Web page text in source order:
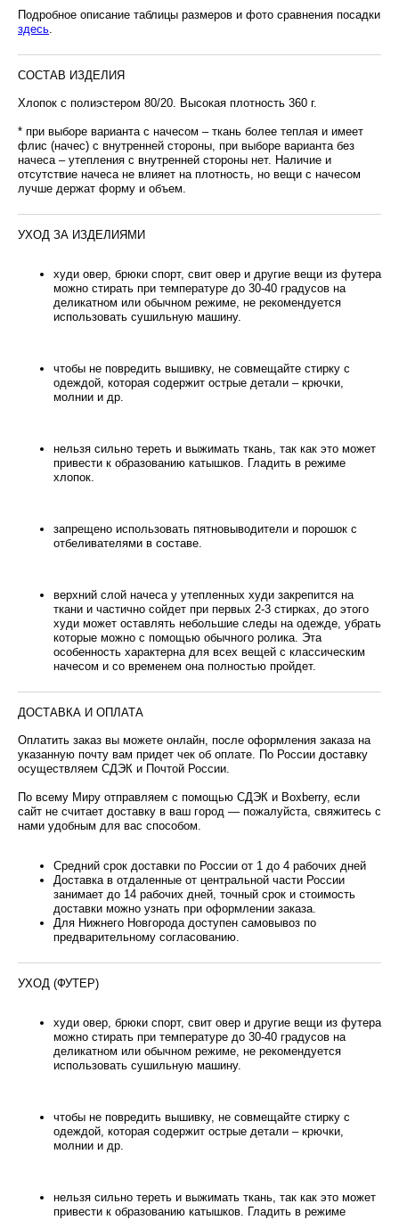
Подробное описание таблицы размеров и фото сравнения посадки
здесь.
СОСТАВ ИЗДЕЛИЯ
Хлопок с полиэстером 80/20. Высокая плотность 360 г.
* при выборе варианта с начесом – ткань более теплая и имеет
флис (начес) с внутренней стороны, при выборе варианта без
начеса – утепления с внутренней стороны нет. Наличие и
отсутствие начеса не влияет на плотность, но вещи с начесом
лучше держат форму и объем.
УХОД ЗА ИЗДЕЛИЯМИ
худи овер, брюки спорт, свит овер и другие вещи из футера
можно стирать при температуре до 30-40 градусов на
деликатном или обычном режиме, не рекомендуется
использовать сушильную машину.
чтобы не повредить вышивку, не совмещайте стирку с
одеждой, которая содержит острые детали – крючки,
молнии и др.
нельзя сильно тереть и выжимать ткань, так как это может
привести к образованию катышков. Гладить в режиме
хлопок.
запрещено использовать пятновыводители и порошок с
отбеливателями в составе.
верхний слой начеса у утепленных худи закрепится на
ткани и частично сойдет при первых 2-3 стирках, до этого
худи может оставлять небольшие следы на одежде, убрать
которые можно с помощью обычного ролика. Эта
особенность характерна для всех вещей с классическим
начесом и со временем она полностью пройдет.
ДОСТАВКА И ОПЛАТА
Оплатить заказ вы можете онлайн, после оформления заказа на
указанную почту вам придет чек об оплате. По России доставку
осуществляем СДЭК и Почтой России.
По всему Миру отправляем с помощью СДЭК и Boxberry, если
сайт не считает доставку в ваш город — пожалуйста, свяжитесь с
нами удобным для вас способом.
Средний срок доставки по России от 1 до 4 рабочих дней
Доставка в отдаленные от центральной части России
занимает до 14 рабочих дней, точный срок и стоимость
доставки можно узнать при оформлении заказа.
Для Нижнего Новгорода доступен самовывоз по
предварительному согласованию.
УХОД (ФУТЕР)
худи овер, брюки спорт, свит овер и другие вещи из футера
можно стирать при температуре до 30-40 градусов на
деликатном или обычном режиме, не рекомендуется
использовать сушильную машину.
чтобы не повредить вышивку, не совмещайте стирку с
одеждой, которая содержит острые детали – крючки,
молнии и др.
нельзя сильно тереть и выжимать ткань, так как это может
привести к образованию катышков. Гладить в режиме